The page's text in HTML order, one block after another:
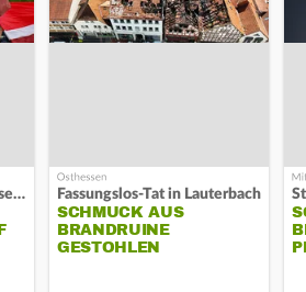
"Löwen aus dem Käfig lassen" Fassungslos-Tat in Lauterbach
SCHMUCK AUS
BRANDRUINE
GESTOHLEN